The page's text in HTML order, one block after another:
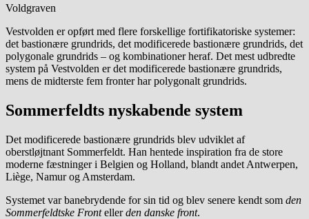
Voldgraven
Vestvolden er opført med flere forskellige fortifikatoriske systemer:
det bastionære grundrids, det modificerede bastionære grundrids, det
polygonale grundrids – og kombinationer heraf. Det mest udbredte
system på Vestvolden er det modificerede bastionære grundrids,
mens de midterste fem fronter har polygonalt grundrids.
Sommerfeldts nyskabende system
Det modificerede bastionære grundrids blev udviklet af
oberstløjtnant Sommerfeldt. Han hentede inspiration fra de store
moderne fæstninger i Belgien og Holland, blandt andet Antwerpen,
Liège, Namur og Amsterdam.
Systemet var banebrydende for sin tid og blev senere kendt som den
Sommerfeldtske Frontellerden danske front.